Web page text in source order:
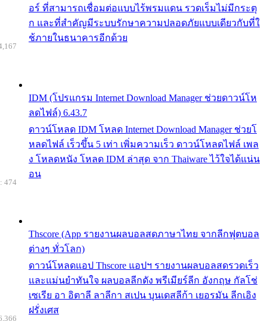
อร์ ที่สามารถเชื่อมต่อแบบไร้พรมแดน รวดเร็มไม่มีกระตุ
ก และที่สำคัญมีระบบรักษาความปลอดภัยแบบเดียวกับที่ใ
ช้ภายในธนาคารอีกด้วย
IDM (โปรแกรม Internet Download Manager ช่วยดาวน์โห
ลดไฟล์) 6.43.7
ดาวน์โหลด IDM โหลด Internet Download Manager ช่วยโ
หลดไฟล์ เร็วขึ้น 5 เท่า เพิ่มความเร็ว ดาวน์โหลดไฟล์ เพล
ง โหลดหนัง โหลด IDM ล่าสุด จาก Thaiware ไว้ใจได้แน่น
อน
Thscore (App รายงานผลบอลสดภาษาไทย จากลีกฟุตบอล
ต่างๆ ทั่วโลก)
ดาวน์โหลดแอป Thscore แอปฯ รายงานผลบอลสดรวดเร็ว
และแม่นยำทันใจ ผลบอลลีกดัง พรีเมียร์ลีก อังกฤษ กัลโช่
เซเรีย อา อิตาลี ลาลีกา สเปน บุนเดสลีก้า เยอรมัน ลีกเอิง
ฝรั่งเศส
474